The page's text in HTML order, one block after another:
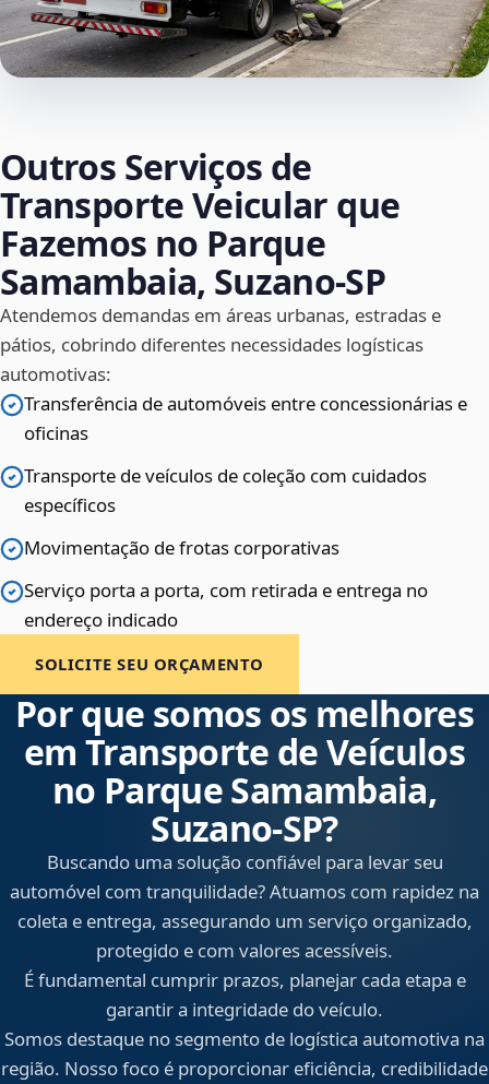
Outros Serviços de
Transporte Veicular que
Fazemos no Parque
Samambaia, Suzano‑SP
Atendemos demandas em áreas urbanas, estradas e
pátios, cobrindo diferentes necessidades logísticas
automotivas:
Transferência de automóveis entre concessionárias e
oficinas
Transporte de veículos de coleção com cuidados
específicos
Movimentação de frotas corporativas
Serviço porta a porta, com retirada e entrega no
endereço indicado
SOLICITE SEU ORÇAMENTO
Por que somos os melhores
em Transporte de Veículos
no Parque Samambaia,
Suzano‑SP?
Buscando uma solução confiável para levar seu
automóvel com tranquilidade? Atuamos com rapidez na
coleta e entrega, assegurando um serviço organizado,
protegido e com valores acessíveis.
É fundamental cumprir prazos, planejar cada etapa e
garantir a integridade do veículo.
Somos destaque no segmento de logística automotiva na
região. Nosso foco é proporcionar eficiência, credibilidade